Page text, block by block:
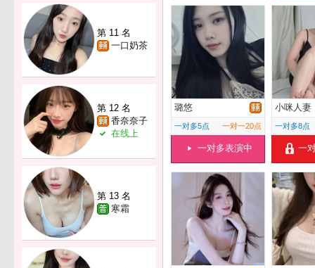
第 11 名
一口奶茶
第 12 名
香奈奈子
在线上
第 13 名
寒霜
璐悠
一对多5点 一对一20点
一对多表演中
小咪人妻
一对多8点
一